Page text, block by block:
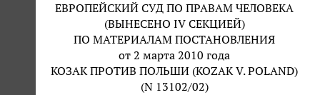
ЕВРОПЕЙСКИЙ СУД ПО ПРАВАМ ЧЕЛОВЕКА
(ВЫНЕСЕНО IV СЕКЦИЕЙ)
ПО МАТЕРИАЛАМ ПОСТАНОВЛЕНИЯ
от 2 марта 2010 года
КОЗАК ПРОТИВ ПОЛЬШИ (KOZAK V. POLAND)
(N 13102/02)